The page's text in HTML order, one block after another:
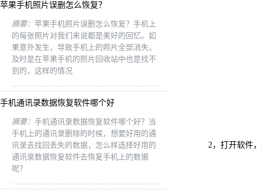
苹果手机照片误删怎么恢复？
摘要： 苹果手机照片误删怎么恢复？手机上
的每张照片对我们来说都是美好的回忆。如
果意外发生，导致手机上的照片全部消失，
及时是在苹果手机的照片回收站中也是找不
到的，这样的情况
手机通讯录数据恢复软件哪个好
摘要： 手机通讯录数据恢复软件哪个好？当
手机上的通讯录删除的时候，想要好用的通
讯录去找回丢失的数据，怎么样选择好用的
通讯录数据恢复软件去恢复手机上的数据
呢？
2，打开软件